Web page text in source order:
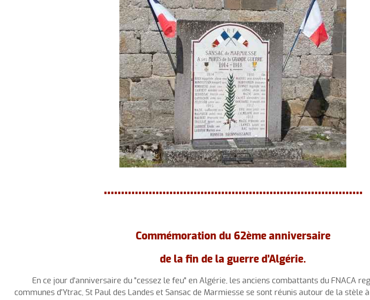
...........................................................................
Commémoration du 62ème anniversaire
de la fin de la guerre d’Algérie.
En ce jour d'anniversaire du "cessez le feu" en Algérie, les anciens combattants du FNACA
communes d'Ytrac, St Paul des Landes et Sansac de Marmiesse se sont réunis autour de la stèle